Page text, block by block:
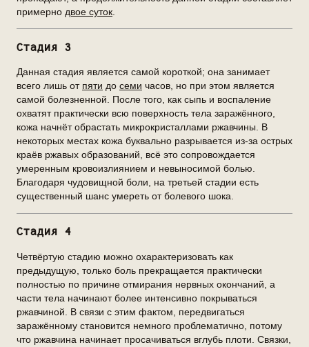
примерно двое суток
Стадия 3
Данная стадия является самой короткой; она занимает
всего лишь от пяти до семи часов, но при этом является
самой болезненной. После того, как сыпь и воспаление
охватят практически всю поверхность тела заражённого,
кожа начнёт обрастать микрокристаллами ржавчины. В
некоторых местах кожа буквально разрывается из-за острых
краёв ржавых образований, всё это сопровождается
умеренным кровоизлиянием и невыносимой болью.
Благодаря чудовищной боли, на третьей стадии есть
существенный шанс умереть от болевого шока.
Стадия 4
Четвёртую стадию можно охарактеризовать как
предыдущую, только боль прекращается практически
полностью по причине отмирания нервных окончаний, а
части тела начинают более интенсивно покрываться
ржавчиной. В связи с этим фактом, передвигаться
заражённому становится немного проблематично, потому
что ржавчина начинает просачиваться вглубь плоти. Связки,